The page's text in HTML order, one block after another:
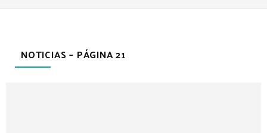
NOTICIAS – PÁGINA 21